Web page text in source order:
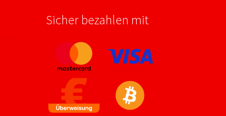
Sicher bezahlen mit